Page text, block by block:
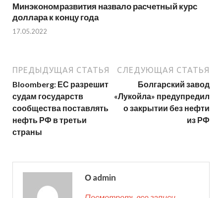
Минэкономразвития назвало расчетный курс
доллара к концу года
17.05.2022
ПРЕДЫДУЩАЯ СТАТЬЯ
Bloomberg: ЕС разрешит
судам государств
сообщества поставлять
нефть РФ в третьи
страны
СЛЕДУЮЩАЯ СТАТЬЯ
Болгарский завод
«Лукойла» предупредил
о закрытии без нефти
из РФ
О admin